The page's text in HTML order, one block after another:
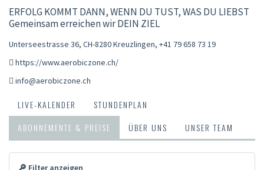
ERFOLG KOMMT DANN, WENN DU TUST, WAS DU LIEBST
Gemeinsam erreichen wir DEIN ZIEL
Unterseestrasse 36, CH-8280 Kreuzlingen, +41 79 658 73 19
https://www.aerobiczone.ch/
info@aerobiczone.ch
LIVE-KALENDER
STUNDENPLAN
ABONNEMENTE & PREISE
ÜBER UNS UNSER TEAM
🔎 Filter anzeigen